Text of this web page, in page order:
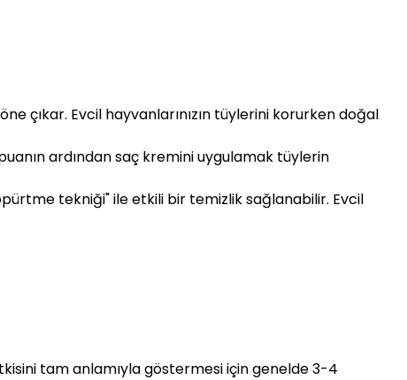
çıkar. Evcil hayvanlarınızın tüylerini korurken doğal
ardından saç kremini uygulamak tüylerin
tekniği" ile etkili bir temizlik sağlanabilir. Evcil
tam anlamıyla göstermesi için genelde 3-4